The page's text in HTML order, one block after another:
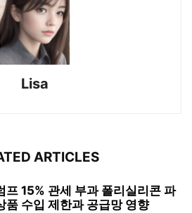
Lisa
ARTICLES
프 15% 관세 부과 폴리실리콘 파
품 수입 제한과 공급망 영향